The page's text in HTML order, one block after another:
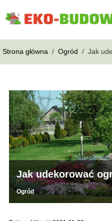
Strona główna / Ogród / Jak
Jak udekorować
Ogród